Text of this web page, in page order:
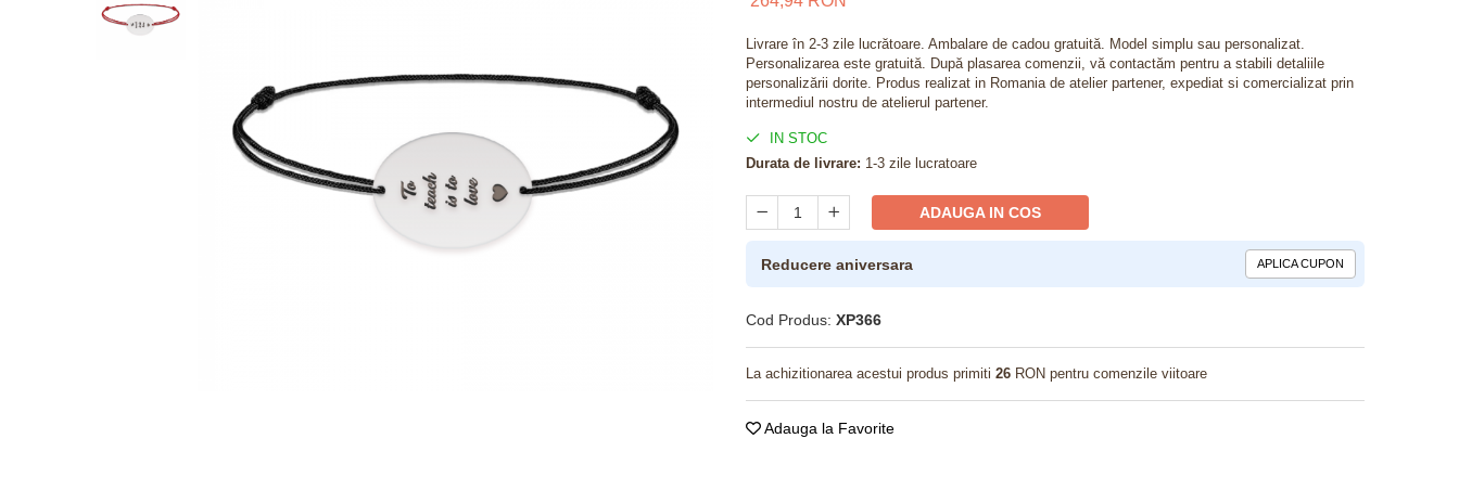
Bijuterii pentru barbati
Livrare în 2-3 zile lucrătoare. Ambalare de cadou gratuită. Model simplu sau personalizat.
Personalizarea este gratuită. După plasarea comenzii, vă contactăm pentru a stabili detaliile
personalizării dorite. Produs realizat in Romania de atelier partener, expediat si comercializat prin
intermediul nostru de atelierul partener.
IN STOC
Durata de livrare: 1-3 zile lucratoare
ADAUGA IN COS
Reducere aniversara APLICA CUPON
Cod Produs: XP366
La achizitionarea acestui produs primiti 26 RON pentru comenzile viitoare
Adauga la Favorite